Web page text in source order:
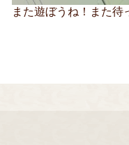
また遊ぼうね！また